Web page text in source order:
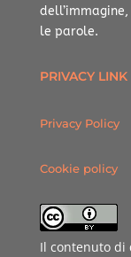
le parole.
PRIVACY LINK
Privacy Policy
Cookie policy
Il contenuto di